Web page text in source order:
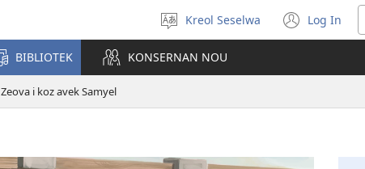
Swazir
en
langaz
Kreol Seselwa Log In
(opens
new
BIBLIOTEK KONSERNAN NOU
Zeova i koz avek Samyel